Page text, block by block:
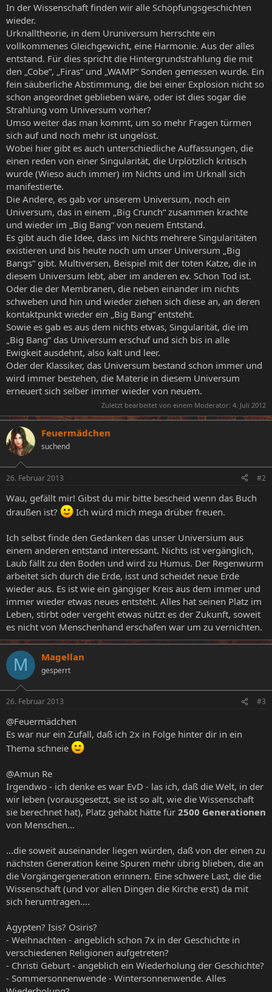
In der Wissenschaft finden wir alle Schöpfungsgeschichten
wieder.
Urknalltheorie, in dem Uruniversum herrschte ein
vollkommenes Gleichgewicht, eine Harmonie. Aus der alles
entstand. Für dies spricht die Hintergrundstrahlung die mit
den „Cobe“, „Firas“ und „WAMP“ Sonden gemessen wurde. Ein
fein säuberliche Abstimmung, die bei einer Explosion nicht so
schon angeordnet geblieben wäre, oder ist dies sogar die
Strahlung vom Universum vorher?
Umso weiter das man kommt, um so mehr Fragen türmen
sich auf und noch mehr ist ungelöst.
Wobei hier gibt es auch unterschiedliche Auffassungen, die
einen reden von einer Singularität, die Urplötzlich kritisch
wurde (Wieso auch immer) im Nichts und im Urknall sich
manifestierte.
Die Andere, es gab vor unserem Universum, noch ein
Universum, das in einem „Big Crunch“ zusammen krachte
und wieder im „Big Bang“ von neuem Entstand.
Es gibt auch die Idee, dass im Nichts mehrere Singularitäten
existieren und bis heute noch um unser Universum „Big
Bangs“ gibt. Multiversen, Beispiel mit der toten Katze, die in
diesem Universum lebt, aber im anderen ev. Schon Tod ist.
Oder die der Membranen, die neben einander im nichts
schweben und hin und wieder ziehen sich diese an, an deren
kontaktpunkt wieder ein „Big Bang“ entsteht.
Sowie es gab es aus dem nichts etwas, Singularität, die im
„Big Bang“ das Universum erschuf und sich bis in alle
Ewigkeit ausdehnt, also kalt und leer.
Oder der Klassiker, das Universum bestand schon immer und
wird immer bestehen, die Materie in diesem Universum
erneuert sich selber immer wieder von neuem.
Zuletzt bearbeitet von einem Moderator: 4. Juli 2012
Feuermädchen
suchend
26. Februar 2013 #2
Wau, gefällt mir! Gibst du mir bitte bescheid wenn das Buch
draußen ist?
Ich würd mich mega drüber freuen.
Ich selbst finde den Gedanken das unser Universium aus
einem anderen entstand interessant. Nichts ist vergänglich,
Laub fällt zu den Boden und wird zu Humus. Der Regenwurm
arbeitet sich durch die Erde, isst und scheidet neue Erde
wieder aus. Es ist wie ein gängiger Kreis aus dem immer und
immer wieder etwas neues entsteht. Alles hat seinen Platz im
Leben, stirbt oder vergeht etwas nützt es der Zukunft, soweit
es nicht von Menschenhand erschafen war um zu vernichten.
M Magellan
gesperrt
26. Februar 2013 #3
@Feuermädchen
Es war nur ein Zufall, daß ich 2x in Folge hinter dir in ein
Thema schneie
@Amun Re
Irgendwo - ich denke es war EvD - las ich, daß die Welt, in der
wir leben (vorausgesetzt, sie ist so alt, wie die Wissenschaft
sie berechnet hat), Platz gehabt hätte für 2500 Generationen
von Menschen...
...die soweit auseinander liegen würden, daß von der einen zu
nächsten Generation keine Spuren mehr übrig blieben, die an
die Vorgängergeneration erinnern. Eine schwere Last, die die
Wissenschaft (und vor allen Dingen die Kirche erst) da mit
sich herumtragen....
Ägypten? Isis? Osiris?
- Weihnachten - angeblich schon 7x in der Geschichte in
verschiedenen Religionen aufgetreten?
- Christi Geburt - angeblich ein Wiederholung der Geschichte?
- Sommersonnenwende - Wintersonnenwende. Alles